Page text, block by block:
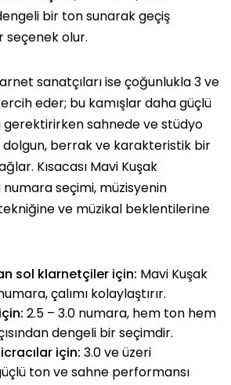
bir ton sunarak geçiş
seçenek olur.
sanatçıları ise çoğunlukla 3 ve
eder; bu kamışlar daha güçlü
sahnede ve stüdyo
dolgun, berrak ve karakteristik bir
Kısacası Mavi Kuşak
seçimi, müzisyenin
ve müzikal beklentilerine
sol klarnetçiler için: Mavi Kuşak
çalımı kolaylaştırır.
2.5 – 3.0 numara, hem ton hem
dengeli bir seçimdir.
için: 3.0 ve üzeri
ton ve sahne performansı